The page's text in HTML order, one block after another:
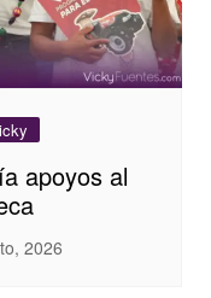
apoyos al
2026